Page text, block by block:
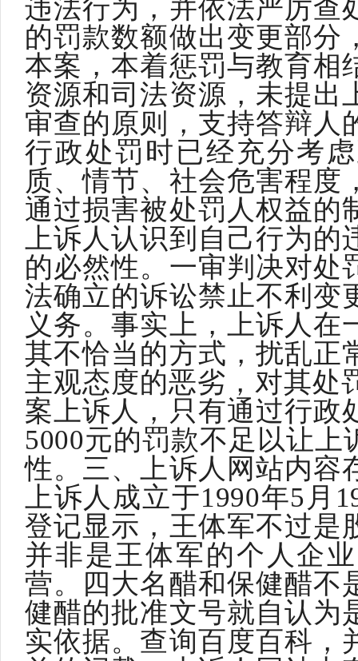
违法行为，并依法严厉查
的罚款数额做出变更部分
本案，本着惩罚与教育相
资源和司法资源，未提出
审查的原则，支持答辩人
行政处罚时已经充分考
质、情节、社会危害程度
通过损害被处罚人权益的
上诉人认识到自己行为
的必然性。一审判决对处
法确立的诉讼禁止不利变
义务。事实上，上诉人
其不恰当的方式，扰乱正
主观态度的恶劣，对其处
案上诉人，只有通过行政
5000元的罚款不足以让
性。三、上诉人网站内容
上诉人成立于1990年5月
登记显示，王体军不过是
并非是王体军的个人企
营。四大名醋和保健醋不
健醋的批准文号就自认为
实依据。查询百度百科，